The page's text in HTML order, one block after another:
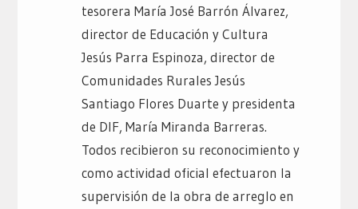
tesorera María José Barrón Álvarez,
director de Educación y Cultura
Jesús Parra Espinoza, director de
Comunidades Rurales Jesús
Santiago Flores Duarte y presidenta
de DIF, María Miranda Barreras.
Todos recibieron su reconocimiento y
como actividad oficial efectuaron la
supervisión de la obra de arreglo en